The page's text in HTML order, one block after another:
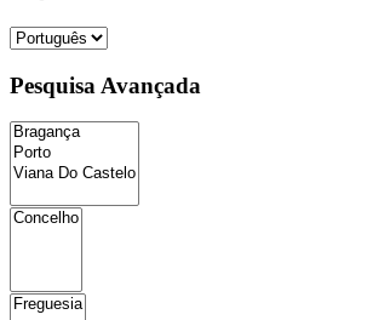
Pesquisa Avançada